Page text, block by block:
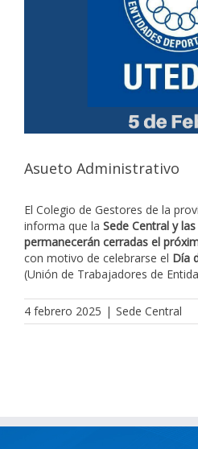
Asueto Administrativo
El Colegio de Gestores de la
informa que la Sede Central y
permanecerán cerradas el
con motivo de celebrarse el Día
(Unión de Trabajadores de
4 febrero 2025 | Sede Central